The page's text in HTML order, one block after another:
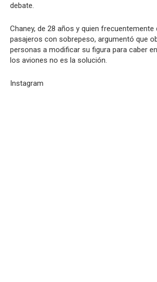
debate.
Chaney, de 28 años y quien frecuentemente
pasajeros con sobrepeso, argumentó que
personas a modificar su figura para caber
los aviones no es la solución.
Instagram